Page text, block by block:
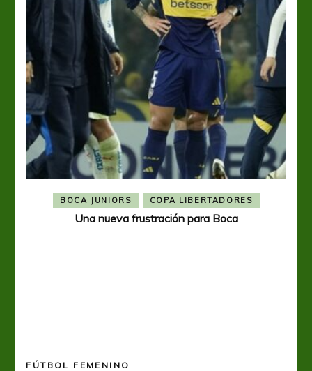
BOCA JUNIORS COPA LIBERTADORES
Una nueva frustración para Boca
FÚTBOL FEMENINO